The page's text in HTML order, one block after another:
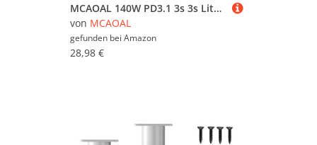
MCAOAL 140W PD3.1 3s 3s Lithium Batterien Für Schnelle Lade Lithium Batterien Stromverstärkungsscheibe Für Elektronische D Tragbare Geräteleistung
von MCAOAL
gefunden bei Amazon
28,98 €